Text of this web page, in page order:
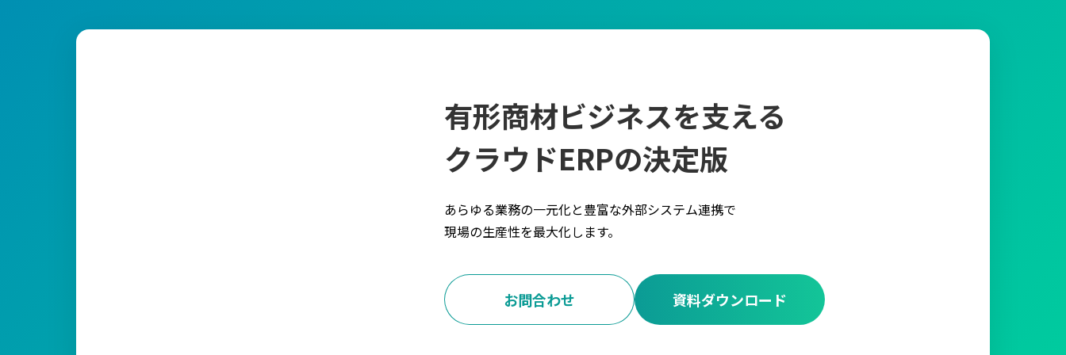
有形商材ビジネスを支える
クラウドERPの決定版
あらゆる業務の一元化と豊富な外部システム連携で
現場の生産性を最大化します。
資料ダウンロード
お問合わせ